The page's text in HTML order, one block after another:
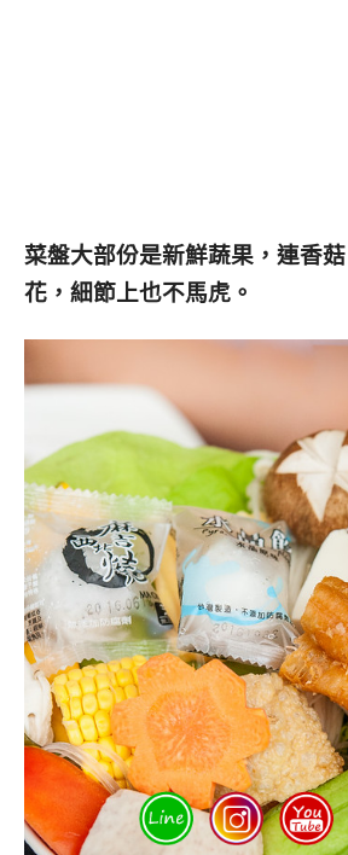
菜盤大部份是新鮮蔬果，連香
花，細節上也不馬虎。